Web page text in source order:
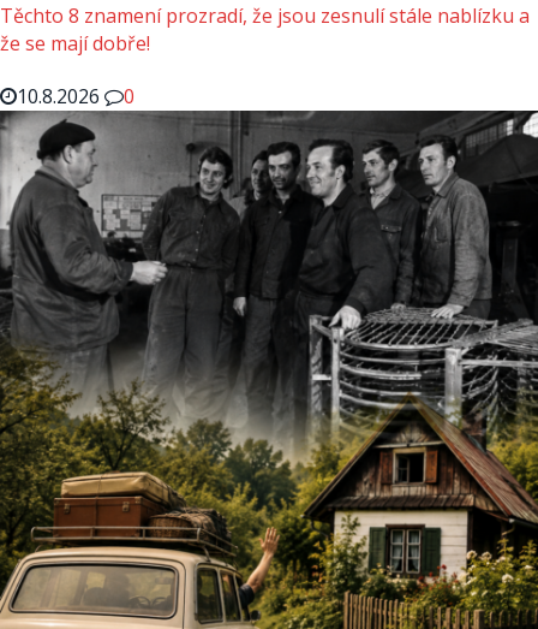
Těchto 8 znamení prozradí, že jsou zesnulí stále nablízku a
že se mají dobře!
10.8.2026
0